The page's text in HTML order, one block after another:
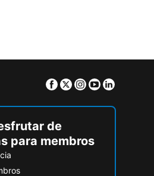
Facebook
TwitterInstagram
Youtube
de
para membros